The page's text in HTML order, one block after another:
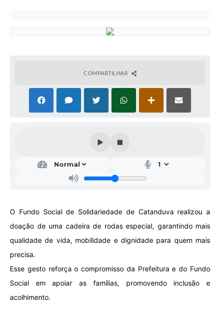
A Prefeitura
Enquete
Jornal
Agenda
COMPARTILHAR
O Fundo Social de Solidariedade de Catanduva realizou a
doação de uma cadeira de rodas especial, garantindo mais
qualidade de vida, mobilidade e dignidade para quem mais
precisa.
Esse gesto reforça o compromisso da Prefeitura e do Fundo
Social em apoiar as famílias, promovendo inclusão e
acolhimento.